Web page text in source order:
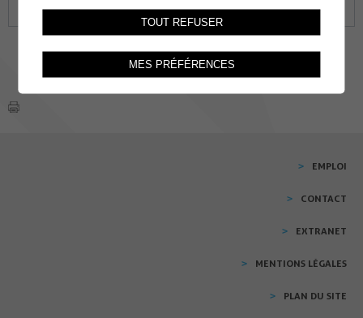
29 30 31 01 02
EMPLOI
CONTACT
EXTRANET
MENTIONS LÉGALES
PLAN DU SITE
TOUT REFUSER
MES PRÉFÉRENCES